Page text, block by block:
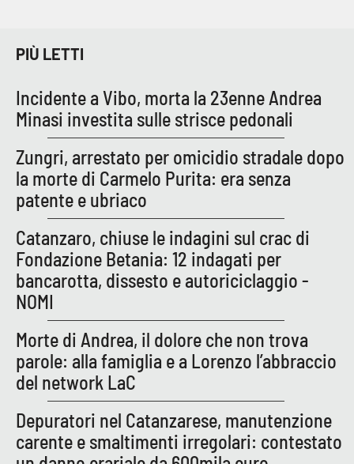
PIÙ LETTI
Incidente a Vibo, morta la 23enne Andrea
Minasi investita sulle strisce pedonali
Zungri, arrestato per omicidio stradale dopo
la morte di Carmelo Purita: era senza
patente e ubriaco
Catanzaro, chiuse le indagini sul crac di
Fondazione Betania: 12 indagati per
bancarotta, dissesto e autoriciclaggio -
NOMI
Morte di Andrea, il dolore che non trova
parole: alla famiglia e a Lorenzo l’abbraccio
del network LaC
Depuratori nel Catanzarese, manutenzione
carente e smaltimenti irregolari: contestato